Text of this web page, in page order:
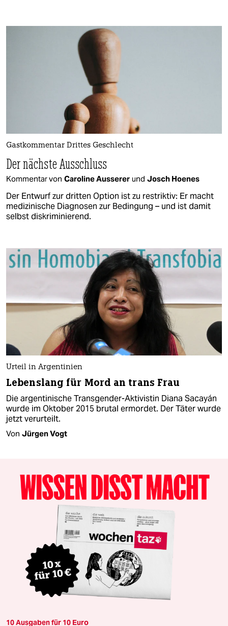
Gastkommentar Drittes Geschlecht
Der nächste Ausschluss
Kommentar von Caroline Ausserer und Josch Hoenes
Der Entwurf zur dritten Option ist zu restriktiv: Er macht
medizinische Diagnosen zur Bedingung – und ist damit
selbst diskriminierend.
Urteil in Argentinien
Lebenslang für Mord an trans Frau
Die argentinische Transgender-Aktivistin Diana Sacayán
wurde im Oktober 2015 brutal ermordet. Der Täter wurde
jetzt verurteilt.
Von Jürgen Vogt
10 Ausgaben für 10 Euro